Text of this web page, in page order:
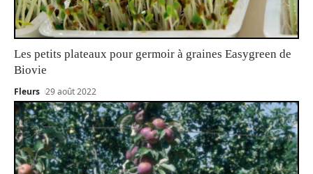
Les petits plateaux pour germoir à graines Easygreen de
Biovie
Fleurs 29 août 2022